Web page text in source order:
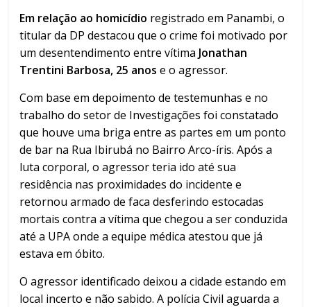
Em relação ao homicídio registrado em Panambi, o
titular da DP destacou que o crime foi motivado por
um desentendimento entre vítima Jonathan
Trentini Barbosa, 25 anos e o agressor.
Com base em depoimento de testemunhas e no
trabalho do setor de Investigações foi constatado
que houve uma briga entre as partes em um ponto
de bar na Rua Ibirubá no Bairro Arco-íris. Após a
luta corporal, o agressor teria ido até sua
residência nas proximidades do incidente e
retornou armado de faca desferindo estocadas
mortais contra a vítima que chegou a ser conduzida
até a UPA onde a equipe médica atestou que já
estava em óbito.
O agressor identificado deixou a cidade estando em
local incerto e não sabido. A polícia Civil aguarda a